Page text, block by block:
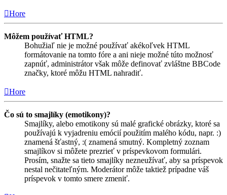
Hore
Môžem používať HTML?
Bohužiaľ nie je možné používať akékoľvek HTML
formátovanie na tomto fóre a ani nieje možné túto možnosť
zapnúť, administrátor však môže definovať zvláštne BBCode
značky, ktoré môžu HTML nahradiť.
Hore
Čo sú to smajlíky (emotikony)?
Smajlíky, alebo emotikony sú malé grafické obrázky, ktoré sa
používajú k vyjadreniu emócií použitím malého kódu, napr. :)
znamená šťastný, :( znamená smutný. Kompletný zoznam
smajlíkov si môžete prezrieť v príspevkovom formulári.
Prosím, snažte sa tieto smajlíky nezneužívať, aby sa príspevok
nestal nečitateľným. Moderátor môže taktiež prípadne váš
príspevok v tomto smere zmeniť.